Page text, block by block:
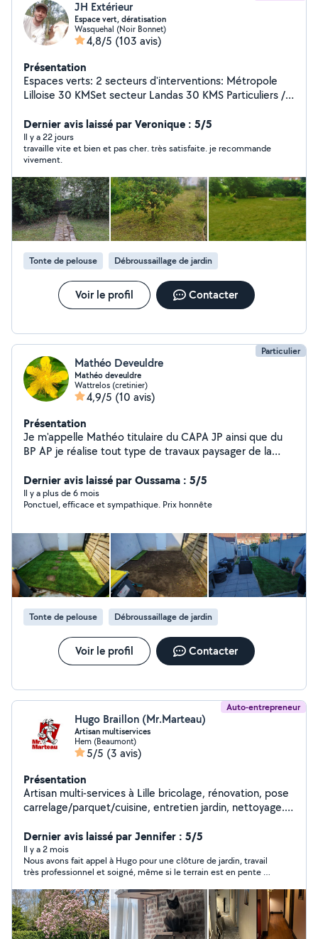
JH Extérieur
Espace vert, dératisation
Wasquehal (Noir Bonnet)
4,8/5 (103 avis)
Présentation
Espaces verts: 2 secteurs d'interventions: Métropole
Lilloise 30 KMSet secteur Landas 30 KMS Particuliers /
extérieurs dans l'écoute de vos attentes et besoins
Entretien / création de jardins Clôtures Pavage
Terrasse... Prévention des nuisibles Nids de guêpes,
frelons Dératisation : intérieur ou extérieur préventif ou
curatif Souris, rats Taupes Fourmis ...
Dernier avis laissé par Veronique : 5/5
Il y a 22 jours
travaille vite et bien et pas cher. très satisfaite. je recommande
vivement.
Tonte de pelouse Débroussaillage de jardin
Voir le profil Contacter
Particulier
Mathéo Deveuldre
Mathéo deveuldre
Wattrelos (cretinier)
4,9/5 (10 avis)
Présentation
Je m'appelle Mathéo titulaire du CAPA JP ainsi que du
BP AP je réalise tout type de travaux paysager de la
Dernier avis laissé par Oussama : 5/5
Il y a plus de 6 mois
Ponctuel, efficace et sympathique. Prix honnête
Tonte de pelouse Débroussaillage de jardin
Voir le profil Contacter
Auto-entrepreneur
Hugo Braillon (Mr.Marteau)
Artisan multiservices
Hem (Beaumont)
5/5 (3 avis)
Présentation
Artisan multi-services à Lille bricolage, rénovation, pose
carrelage/parquet/cuisine, entretien jardin, nettoyage.
Dernier avis laissé par Jennifer : 5/5
Il y a 2 mois
Nous avons fait appel à Hugo pour une clôture de jardin, travail
très professionnel et soigné, même si le terrain est en pente il
recommandons à 100%